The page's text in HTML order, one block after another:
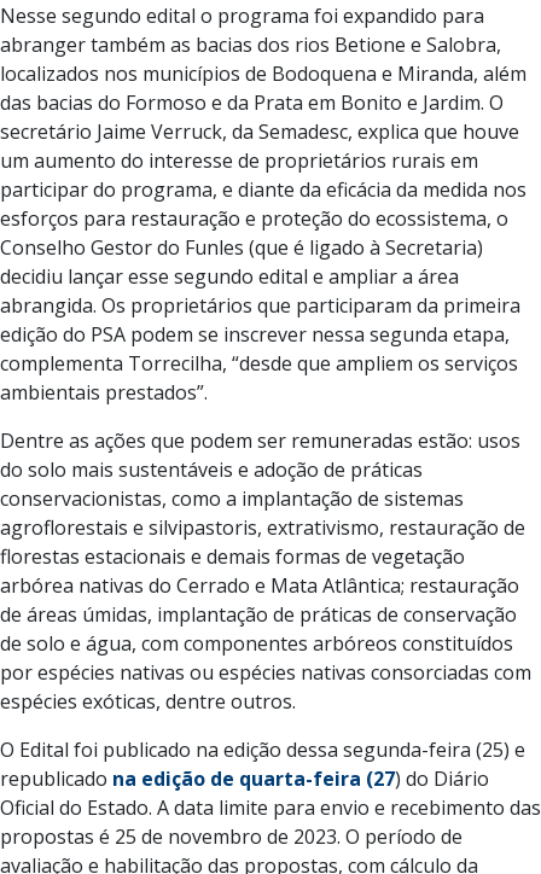
Nesse segundo edital o programa foi expandido para
abranger também as bacias dos rios Betione e Salobra,
localizados nos municípios de Bodoquena e Miranda, além
das bacias do Formoso e da Prata em Bonito e Jardim. O
secretário Jaime Verruck, da Semadesc, explica que houve
um aumento do interesse de proprietários rurais em
participar do programa, e diante da eficácia da medida nos
esforços para restauração e proteção do ecossistema, o
Conselho Gestor do Funles (que é ligado à Secretaria)
decidiu lançar esse segundo edital e ampliar a área
abrangida. Os proprietários que participaram da primeira
edição do PSA podem se inscrever nessa segunda etapa,
complementa Torrecilha, “desde que ampliem os serviços
ambientais prestados”.
Dentre as ações que podem ser remuneradas estão: usos
do solo mais sustentáveis e adoção de práticas
conservacionistas, como a implantação de sistemas
agroflorestais e silvipastoris, extrativismo, restauração de
florestas estacionais e demais formas de vegetação
arbórea nativas do Cerrado e Mata Atlântica; restauração
de áreas úmidas, implantação de práticas de conservação
de solo e água, com componentes arbóreos constituídos
por espécies nativas ou espécies nativas consorciadas com
espécies exóticas, dentre outros.
O Edital foi publicado na edição dessa segunda-feira (25) e
republicado na edição de quarta-feira (27) do Diário
Oficial do Estado. A data limite para envio e recebimento das
propostas é 25 de novembro de 2023. O período de
avaliação e habilitação das propostas, com cálculo da